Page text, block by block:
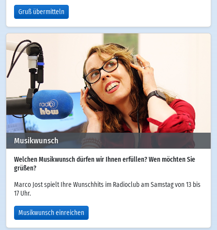
Gruß übermitteln
Musikwunsch
Welchen Musikwunsch dürfen wir Ihnen erfüllen? Wen möchten Sie
grüßen?
Marco Jost spielt Ihre Wunschhits im Radioclub am Samstag von 13 bis
17 Uhr.
Musikwunsch einreichen